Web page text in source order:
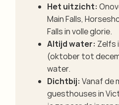
Het uitzicht:
Main Falls,
Falls in volle glorie.
Altijd water: Zelfs
(oktober tot
water.
Dichtbij: Vanaf de
guesthouses in